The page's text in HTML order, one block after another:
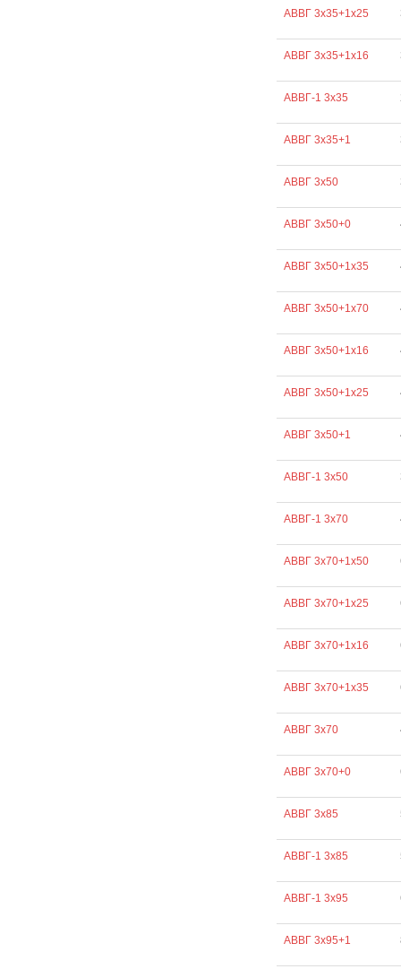
АВВГ 3х35+1х25
АВВГ 3х35+1х16
АВВГ-1 3х35
АВВГ 3х35+1
АВВГ 3х50
АВВГ 3х50+0
АВВГ 3х50+1х35
АВВГ 3х50+1х70
АВВГ 3х50+1х16
АВВГ 3х50+1х25
АВВГ 3х50+1
АВВГ-1 3х50
АВВГ-1 3х70
АВВГ 3х70+1х50
АВВГ 3х70+1х25
АВВГ 3х70+1х16
АВВГ 3х70+1х35
АВВГ 3х70
АВВГ 3х70+0
АВВГ 3х85
АВВГ-1 3х85
АВВГ-1 3х95
АВВГ 3х95+1